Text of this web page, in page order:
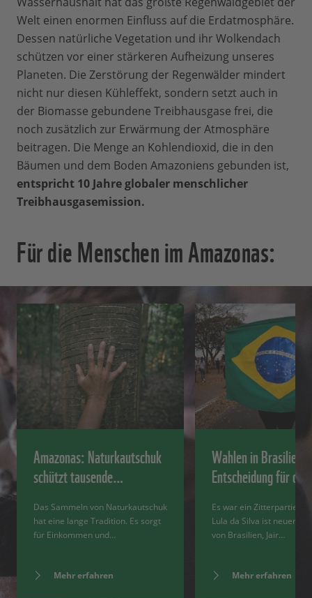
Welt einen enormen Einfluss auf die Erdatmosphäre.
Dessen natürliche Vegetation und ihr Wolkendach
schützen vor einer stärkeren Aufheizung unseres
Planeten. Die Zerstörung der Regenwälder mindert
nicht nur diesen Kühleffekt, sondern setzt auch in
der Biomasse gebundene Treibhausgase frei, die
noch zusätzlich zur Erwärmung der Atmosphäre
beitragen. Die Menge an Kohlendioxid, die in den
Bäumen und dem Boden Amazoniens gebunden ist,
entspricht 10 Jahre globaler menschlicher
Treibhausgasemission.
Für die Menschen im Amazonas:
Amazonas: Naturkautschuk
schützt tausende…
Das Sammeln von Naturkautschuk
hat eine lange Tradition. Es sorgt
für Einkommen und…
Mehr erfahren
Wahlen in Brasilien:
Entscheidung für
Es war ein Zitterpartie:
Lula da Silva ist neuer
von Brasilien, Jair…
Mehr erfahren